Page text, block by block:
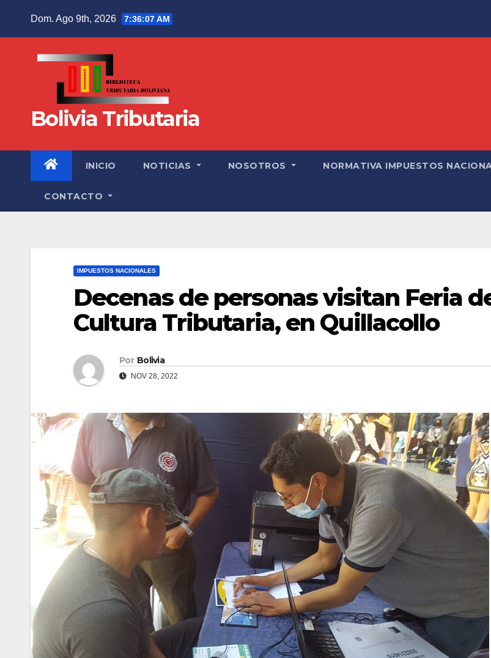
Dom. Ago 9th, 2026 7:36:08 AM
Bolivia Tributaria
INICIO NOTICIAS NOSOTROS NORMATIVA IMPUESTOS
CONTACTO
IMPUESTOS NACIONALES
Decenas de personas visitan Feria
Cultura Tributaria, en Quillacollo
Por Bolivia
NOV 28, 2022